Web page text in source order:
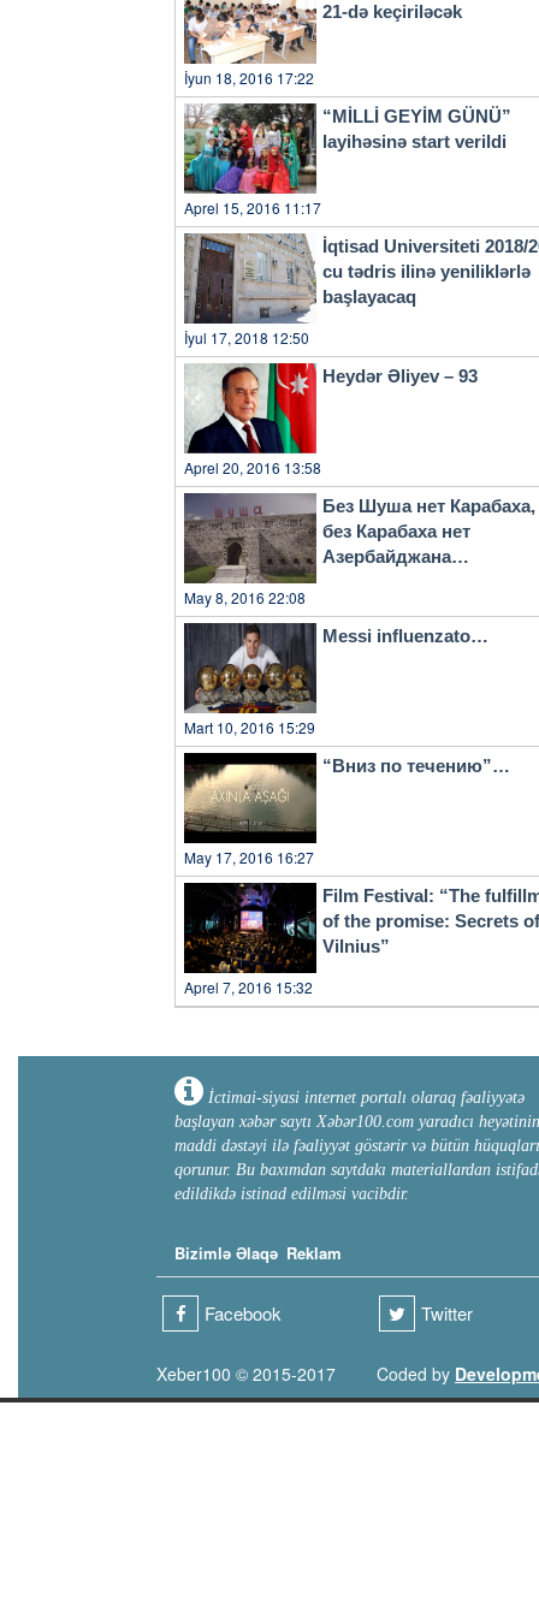
21-də keçiriləcək
İyun 18, 2016 17:22
“MİLLİ GEYİM GÜNÜ”
layihəsinə start verildi
Aprel 15, 2016 11:17
İqtisad Universiteti 2018/
cu tədris ilinə yeniliklərlə
başlayacaq
İyul 17, 2018 12:50
Heydər Əliyev – 93
Aprel 20, 2016 13:58
Без Шуша нет Карабаха,
без Карабаха нет
Азербайджана…
May 8, 2016 22:08
Messi influenzato…
Mart 10, 2016 15:29
“Вниз по течению”…
May 17, 2016 16:27
Film Festival: “The
of the promise: Secrets of
Vilnius”
Aprel 7, 2016 15:32
İctimai-siyasi internet portalı olaraq fəaliyyətə
başlayan xəbər saytı Xəbər100.com yaradıcı heyətinin
maddi dəstəyi ilə fəaliyyət göstərir və bütün hüquqları
qorunur. Bu baxımdan saytdakı materiallardan
edildikdə istinad edilməsi vacibdir.
Bizimlə Əlaqə Reklam
Facebook Twitter
Xeber100 © 2015-2017 Coded by